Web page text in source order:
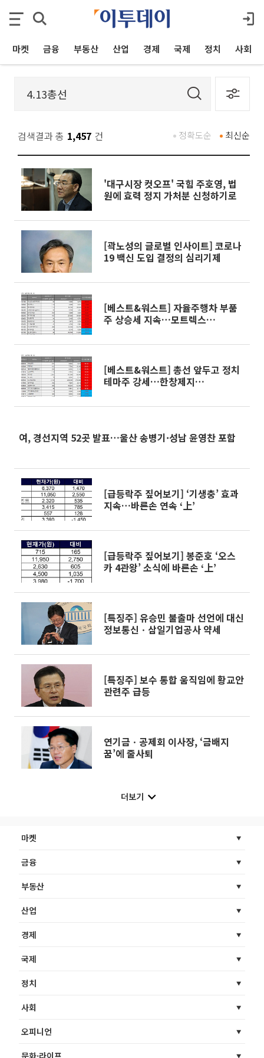
마켓 금융 부동산 산업 경제 국제 정치 사회
검색결과 총 1,457 건 최신순
정확도순
'대구시장 컷오프' 국힘 주호영, 법
원에 효력 정지 가처분 신청하기로
[곽노성의 글로벌 인사이트] 코로나
19 백신 도입 결정의 심리기제
[베스트&워스트] 자율주행차 부품
주 상승세 지속…모트렉스
[베스트&워스트] 총선 앞두고 정치
테마주 강세…한창제지
여, 경선지역 52곳 발표…울산 송병기·성남 윤영찬 포함
[급등락주 짚어보기] ‘기생충’ 효과
지속…바른손 연속 ‘上’
[급등락주 짚어보기] 봉준호 ‘오스
카 4관왕’ 소식에 바른손 ‘上’
[특징주] 유승민 불출마 선언에 대신
정보통신ㆍ삼일기업공사 약세
[특징주] 보수 통합 움직임에 황교안
관련주 급등
연기금ㆍ공제회 이사장, ‘금배지
꿈’에 줄사퇴
더보기
마켓
금융
부동산
산업
경제
국제
정치
사회
오피니언
문화·라이프